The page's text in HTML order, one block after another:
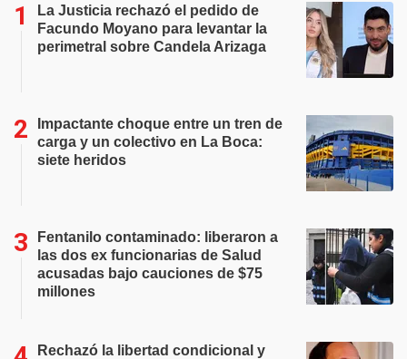
La Justicia rechazó el pedido de
Facundo Moyano para levantar la
perimetral sobre Candela Arizaga
Impactante choque entre un tren de
carga y un colectivo en La Boca:
siete heridos
Fentanilo contaminado: liberaron a
las dos ex funcionarias de Salud
acusadas bajo cauciones de $75
millones
Rechazó la libertad condicional y